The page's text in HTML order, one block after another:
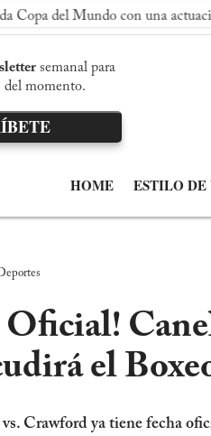
con una actuación
semanal para
del momento.
HOME ESTILO
Oficial!
el
Crawford ya tiene fecha